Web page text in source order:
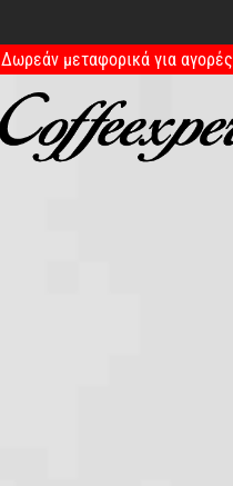
Δωρεάν μεταφορικά για αγορές